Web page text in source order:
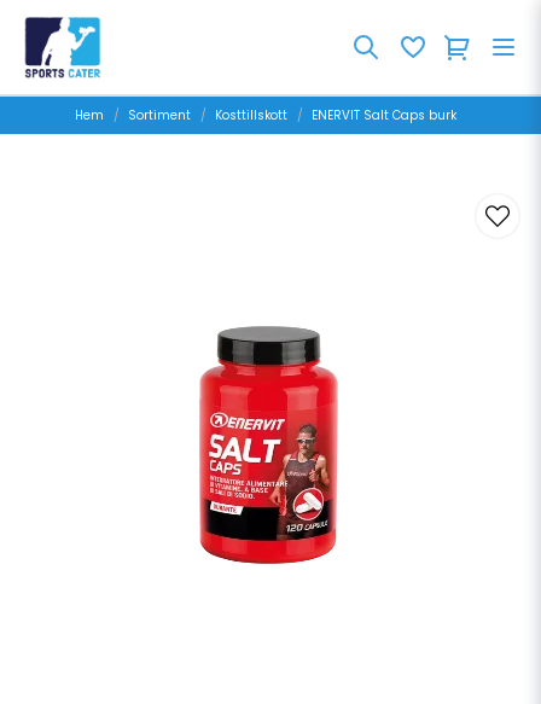
Hem Sortiment Kosttillskott ENERVIT Salt Caps burk